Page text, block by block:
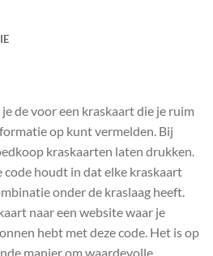
de voor een kraskaart die je ruim
op kunt vermelden. Bij
kraskaarten laten drukken.
code houdt in dat elke kraskaart
onder de kraslaag heeft.
naar een website waar je
hebt met deze code. Het is op
manier om waardevolle